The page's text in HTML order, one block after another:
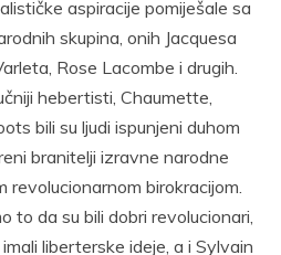
aspiracije pomiješale sa
skupina, onih Jacquesa
Rose Lacombe i drugih.
hebertisti, Chaumette,
bili su ljudi ispunjeni duhom
branitelji izravne narodne
revolucionarnom birokracijom.
to da su bili dobri revolucionari,
liberterske ideje, a i Sylvain